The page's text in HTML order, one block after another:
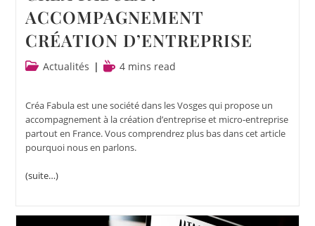
ACCOMPAGNEMENT
CRÉATION D’ENTREPRISE
Actualités 4 mins read
Créa Fabula est une société dans les Vosges qui propose un
accompagnement à la création d’entreprise et micro-entreprise
partout en France. Vous comprendrez plus bas dans cet article
pourquoi nous en parlons.
(suite…)